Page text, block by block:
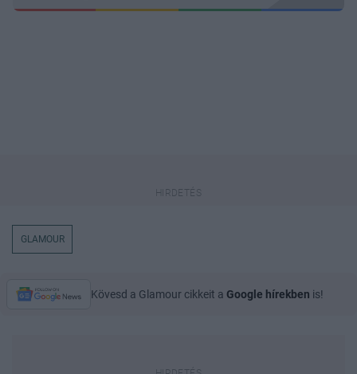
GLAMOUR
Kövesd a Glamour cikkeit a Google hírekben is!